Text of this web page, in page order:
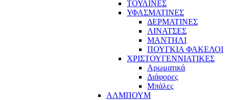
ΤΟΥΛΙΝΕΣ
ΥΦΑΣΜΑΤΙΝΕΣ
ΔΕΡΜΑΤΙΝΕΣ
ΛΙΝΑΤΣΕΣ
ΜΑΝΤΗΛΙ
ΠΟΥΓΚΙΑ ΦΑΚΕΛΟΙ
ΧΡΙΣΤΟΥΓΕΝΝΙΑΤΙΚΕΣ
Αρωματικά
Διάφορες
Μπάλες
ΑΛΜΠΟΥΜ